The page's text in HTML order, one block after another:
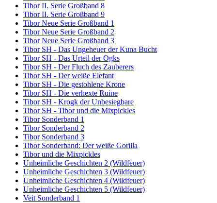
Tibor II. Serie Großband 8
Tibor II. Serie Großband 9
Tibor Neue Serie Großband 1
Tibor Neue Serie Großband 2
Tibor Neue Serie Großband 3
Tibor SH - Das Ungeheuer der Kuna Bucht
Tibor SH - Das Urteil der Ogks
Tibor SH - Der Fluch des Zauberers
Tibor SH - Der weiße Elefant
Tibor SH - Die gestohlene Krone
Tibor SH - Die verhexte Ruine
Tibor SH - Krogk der Unbesiegbare
Tibor SH - Tibor und die Mixpickles
Tibor Sonderband 1
Tibor Sonderband 2
Tibor Sonderband 3
Tibor Sonderband: Der weiße Gorilla
Tibor und die Mixpickles
Unheimliche Geschichten 2 (Wildfeuer)
Unheimliche Geschichten 3 (Wildfeuer)
Unheimliche Geschichten 4 (Wildfeuer)
Unheimliche Geschichten 5 (Wildfeuer)
Veit Sonderband 1